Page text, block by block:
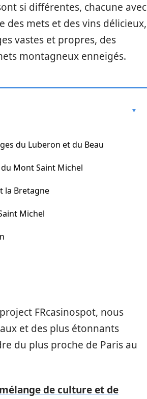
si différentes, chacune avec
des mets et des vins délicieux,
vastes et propres, des
montagneux enneigés.
du Luberon et du Beau
Mont Saint Michel
la Bretagne
Michel
FRcasinospot, nous
et des plus étonnants
du plus proche de Paris au
de culture et de